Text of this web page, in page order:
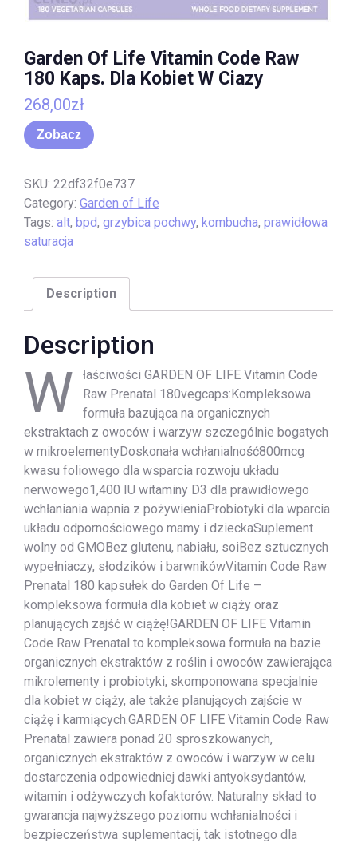
Garden Of Life Vitamin Code Raw
180 Kaps. Dla Kobiet W Ciazy
268,00zł
Zobacz
SKU: 22df32f0e737
Category: Garden of Life
Tags: alt, bpd, grzybica pochwy, kombucha, prawidłowa
saturacja
Description
Description
W
łaściwości GARDEN OF LIFE Vitamin Code
Raw Prenatal 180vegcaps:Kompleksowa
formuła bazująca na organicznych
ekstraktach z owoców i warzyw szczególnie bogatych
w mikroelementyDoskonała wchłanialność800mcg
kwasu foliowego dla wsparcia rozwoju układu
nerwowego1,400 IU witaminy D3 dla prawidłowego
wchłaniania wapnia z pożywieniaProbiotyki dla wparcia
układu odpornościowego mamy i dzieckaSuplement
wolny od GMOBez glutenu, nabiału, soiBez sztucznych
wypełniaczy, słodzików i barwnikówVitamin Code Raw
Prenatal 180 kapsułek do Garden Of Life –
kompleksowa formuła dla kobiet w ciąży oraz
planujących zajść w ciążę!GARDEN OF LIFE Vitamin
Code Raw Prenatal to kompleksowa formuła na bazie
organicznych ekstraktów z roślin i owoców zawierająca
mikrolementy i probiotyki, skomponowana specjalnie
dla kobiet w ciąży, ale także planujących zajście w
ciążę i karmiących.GARDEN OF LIFE Vitamin Code Raw
Prenatal zawiera ponad 20 sproszkowanych,
organicznych ekstraktów z owoców i warzyw w celu
dostarczenia odpowiedniej dawki antyoksydantów,
witamin i odżywczych kofaktorów. Naturalny skład to
gwarancja najwyższego poziomu wchłanialności i
bezpieczeństwa suplementacji, tak istotnego dla